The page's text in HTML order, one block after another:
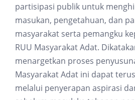
partisipasi publik untuk
masukan, pengetahuan, dan
masyarakat serta pemangku
RUU Masyarakat Adat.
menargetkan proses
Masyarakat Adat ini dapat
melalui penyerapan aspirasi